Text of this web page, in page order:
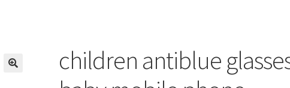
children antiblue